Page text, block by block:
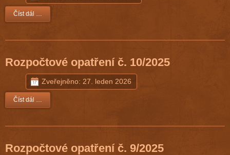
Číst dál …
Rozpočtové opatření č. 10/2025
Zveřejněno: 27. leden 2026
Číst dál …
Rozpočtové opatření č. 9/2025